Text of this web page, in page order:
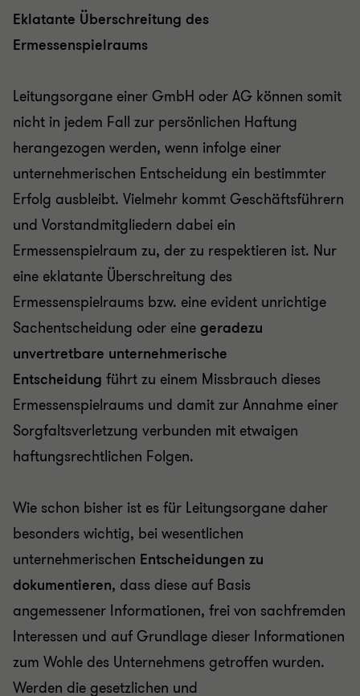
Eklatante Überschreitung des
Ermessenspielraums
Leitungsorgane einer GmbH oder AG können somit
nicht in jedem Fall zur persönlichen Haftung
herangezogen werden, wenn infolge einer
unternehmerischen Entscheidung ein bestimmter
Erfolg ausbleibt. Vielmehr kommt Geschäftsführern
und Vorstandmitgliedern dabei ein
Ermessenspielraum zu, der zu respektieren ist. Nur
eine eklatante Überschreitung des
Ermessenspielraums bzw. eine evident unrichtige
Sachentscheidung oder eine geradezu
unvertretbare unternehmerische
Entscheidung führt zu einem Missbrauch dieses
Ermessenspielraums und damit zur Annahme einer
Sorgfaltsverletzung verbunden mit etwaigen
haftungsrechtlichen Folgen.
Wie schon bisher ist es für Leitungsorgane daher
besonders wichtig, bei wesentlichen
unternehmerischen Entscheidungen zu
dokumentieren, dass diese auf Basis
angemessener Informationen, frei von sachfremden
Interessen und auf Grundlage dieser Informationen
zum Wohle des Unternehmens getroffen wurden.
Werden die gesetzlichen und